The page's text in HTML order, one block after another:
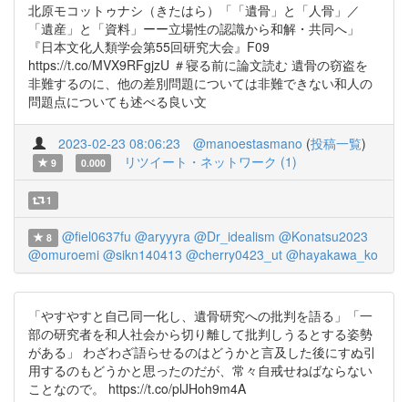
北原モコットゥナシ（きたはら）「「遺骨」と「人骨」／
「遺産」と「資料」ーー立場性の認識から和解・共同へ」
『日本文化人類学会第55回研究大会』F09
https://t.co/MVX9RFgjzU ＃寝る前に論文読む 遺骨の窃盗を
非難するのに、他の差別問題については非難できない和人の
問題点についても述べる良い文
2023-02-23 08:06:23 @manoestasmano (投稿一覧)
9 0.000 リツイート・ネットワーク (1)
1
8 @fiel0637fu @aryyyra @Dr_idealism @Konatsu2023
@omuroemi @sikn140413 @cherry0423_ut @hayakawa_ko
「やすやすと自己同一化し、遺骨研究への批判を語る」「一
部の研究者を和人社会から切り離して批判しうるとする姿勢
がある」 わざわざ語らせるのはどうかと言及した後にすぬ引
用するのもどうかと思ったのだが、常々自戒せねばならない
ことなので。 https://t.co/plJHoh9m4A